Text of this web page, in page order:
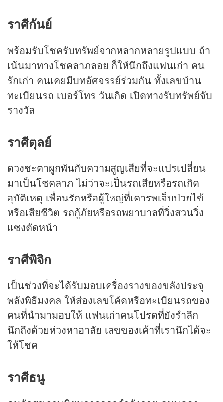
ราศีกันย์
พร้อมรับโชครับทรัพย์จากหลากหลายรูปแบบ ถ้า
เน้นมาทางโชคลาภลอย ก็ให้นึกถึงแฟนเก่า คน
รักเก่า คนเคยมีบทอัศจรรย์ร่วมกัน ทั้งเลขบ้าน
ทะเบียนรถ เบอร์โทร วันเกิด เปิดทางรับทรัพย์จับ
รางวัล
ราศีตุลย์
ดวงชะตาผูกพันกับความสูญเสียที่จะแปรเปลี่ยน
มาเป็นโชคลาภ ไม่ว่าจะเป็นรถเสียหรือรถเกิด
อุบัติเหตุ เพื่อนรักหรือผู้ใหญ่ที่เคารพเจ็บป่วยไข้
หรือเสียชีวิต รถกู้ภัยหรือรถพยาบาลที่วิ่งสวนวิ่ง
แซงตัดหน้า
ราศีพิจิก
เป็นช่วงที่จะได้รับมอบเครื่องรางของขลังประจุ
พลังพิธีมงคล ให้ส่องเลขโค้ดหรือทะเบียนรถของ
คนที่นำมามอบให้ แฟนเก่าคนโปรดที่ยังรำลึก
นึกถึงด้วยห่วงหาอาลัย เลขของเค้าที่เรานึกได้จะ
ให้โชค
ราศีธนู